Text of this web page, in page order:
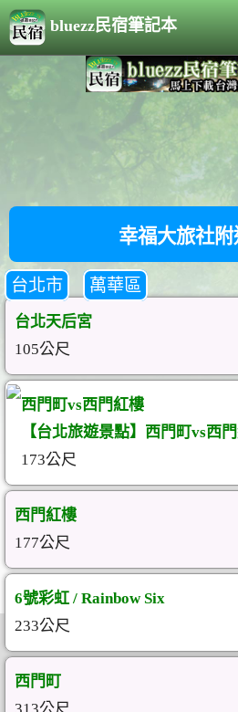
bluezz民宿筆記本
幸福大旅社
台北市 萬華區
台北天后宮
105公尺
西門町vs西門紅樓
【台北旅遊景點】西門町vs西
173公尺
西門紅樓
177公尺
6號彩虹 / Rainbow Six
233公尺
西門町